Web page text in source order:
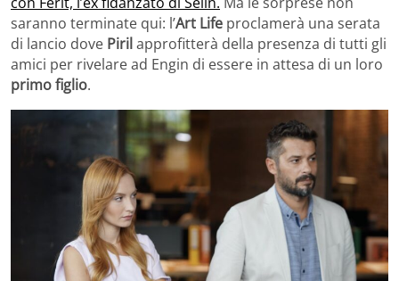
saranno terminate qui: l’Art Life proclamerà una serata
di lancio dove Piril approfitterà della presenza di tutti gli
amici per rivelare ad Engin di essere in attesa di un loro
primo figlio.